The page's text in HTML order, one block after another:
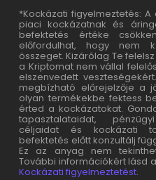
*Kockázati figyelmeztetés:
piaci kockázatnak és
befektetés értéke
előfordulhat, hogy nem
összeget. Kizárólag Te
a Kriptomat nem vállal
elszenvedett
megbízható előrejelzője a
olyan termékekbe fektess
érted a kockázatokat.
tapasztalataidat,
céljaidat és kockázati
befektetés előtt konzultálj
Ez az anyag nem
További információkért lásd
Kockázati figyelmeztetést.